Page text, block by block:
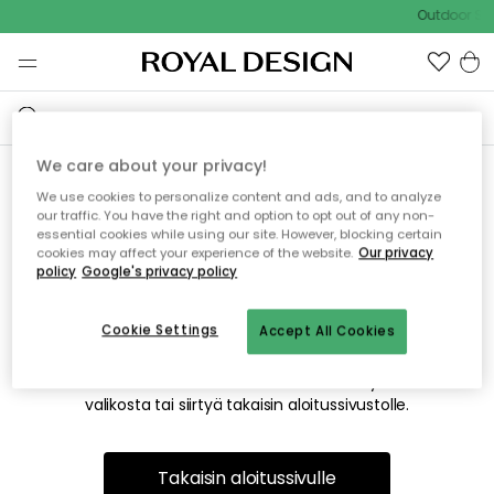
Outdoor
Emme valitettavasti löydä
etsimääsi sivua
Tämä voi johtua siitä, että sivua ei enää ole tai siitä, että se
on siirretty muualle. Pahoittelemme tästä mahdollisesti
valikosta tai siirtyä takaisin aloitussivustolle.
Takaisin aloitussivulle
We care about your privacy!
We use cookies to personalize content and ads, and to analyze
our traffic. You have the right and option to opt out of any non-
essential cookies while using our site. However, blocking certain
cookies may affect your experience of the website. Our privacy
policy Google's privacy policy
Accept All Cookies
Cookie Settings